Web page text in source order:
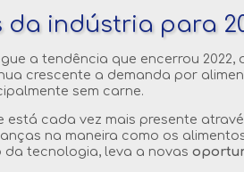
da indústria para
a tendência que encerrou
crescente a demanda por
sem carne.
está cada vez mais presente
na maneira como os
da tecnologia, leva a novas